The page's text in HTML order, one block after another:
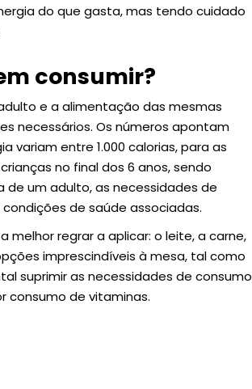
do que gasta, mas tendo cuidado
consumir?
e a alimentação das mesmas
necessários. Os números apontam
variam entre 1.000 calorias, para as
no final dos 6 anos, sendo
de um adulto, as necessidades de
de saúde associadas.
melhor regrar a aplicar: o leite, a carne,
imprescindíveis à mesa, tal como
suprimir as necessidades de consumo
consumo de vitaminas.